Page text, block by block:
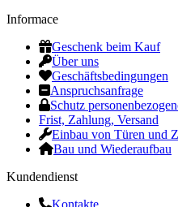
Informace
Geschenk beim Kauf
Über uns
Geschäftsbedingungen
Anspruchsanfrage
Schutz
Frist, Zahlung, Versand
Einbau von Türen und
Bau und Wiederaufbau
Kundendienst